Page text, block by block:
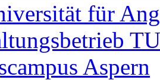
für
Aspern